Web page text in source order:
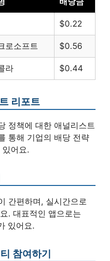
$0.22
로소프트 $0.56
라 $0.44
리포트
정책에 대한 애널리스트
통해 기업의 배당 전략
어요.
간편하며, 실시간으로
. 대표적인 앱으로는
있어요.
참여하기